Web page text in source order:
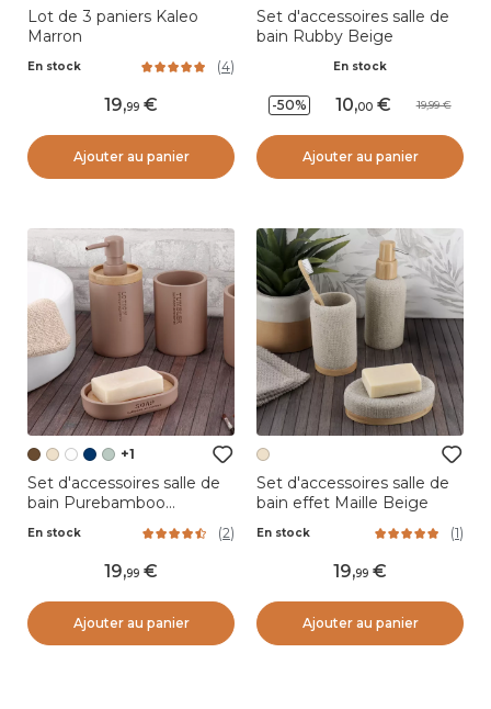
Lot de 3 paniers Kaleo
Marron
En stock (4)
19,99
Ajouter au panier
Set d'accessoires salle de
bain Rubby Beige
En stock
-50% 10,00 19,99
Ajouter au panier
+1
Set d'accessoires salle de
bain Purebamboo
En stock (2)
19,99
Ajouter au panier
Set d'accessoires salle de
bain effet Maille Beige
En stock (1)
19,99
Ajouter au panier